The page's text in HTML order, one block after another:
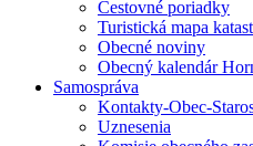
Cestovné poriadky
Turistická mapa
Obecné noviny
Obecný kalendár
Samospráva
Kontakty-Obec-
Uznesenia